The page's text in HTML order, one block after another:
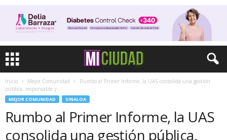
Inicio Mejor Comunidad
Rumbo al Primer Informe, la UAS consolida una gestión
pública, responsable y...
MEJOR COMUNIDAD SINALOA
Rumbo al Primer Informe, la UAS
consolida una gestión pública,